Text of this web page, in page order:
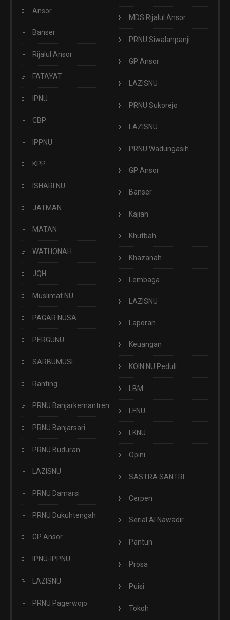
Ansor
Banser
Rijalul Ansor
FATAYAT
IPNU
CBP
IPPNU
KPP
ISHARI NU
JATMAN
MATAN
WATHONAH
JQH
Muslimat NU
PAGAR NUSA
PERGUNU
SARBUMUSI
Ranting
PRNU Banjarkemantren
PRNU Banjarsari
PRNU Buduran
LAZISNU
PRNU Damarsi
PRNU Dukuhtengah
GP Ansor
IPNU-IPPNU
LAZISNU
PRNU Pagerwojo
MDS Rijalul Ansor
PRNU Siwalanpanji
GP Ansor
LAZISNU
PRNU Sukorejo
LAZISNU
PRNU Wadungasih
GP Ansor
Banser
Kajian
Khutbah
Khazanah
Lembaga
LAZISNU
Laporan
Keuangan
KOIN NU Peduli
LBM
LFNU
LKNU
Opini
SASTRA SANTRI
Cerpen
Serial Al Nawadir
Pantun
Prosa
Puisi
Tokoh